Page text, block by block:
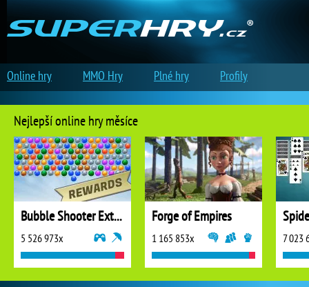
Nejlepší online hry měsíce
Bubble Shooter Extreme
5 526 973x
Forge of Empires
1 165 853x 7 023
Online hry MMO Hry Plné hry Profily